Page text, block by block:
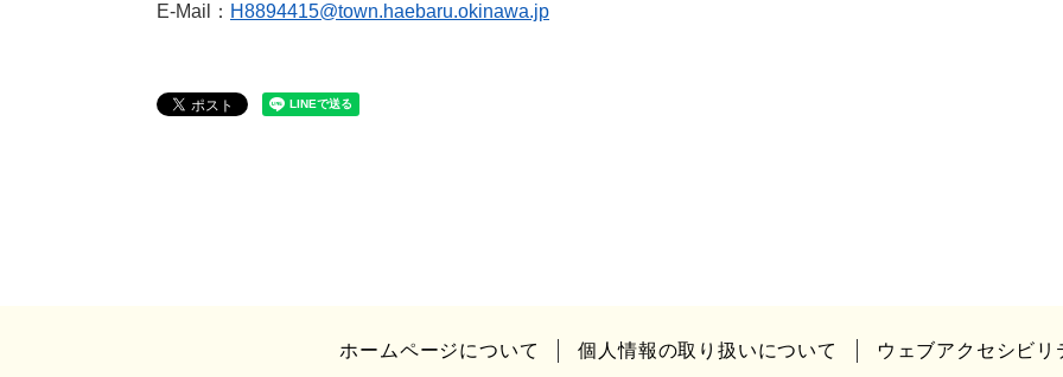
E-Mail： H8894415@town.haebaru.okinawa.jp
ホームページについて 個人情報の取り扱いについて ウェブアクセシビリ